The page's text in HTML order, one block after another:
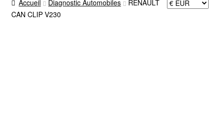
BOUTIQUE
Accueil Diagnostic Automobiles
RENAULT
CAN CLIP V230